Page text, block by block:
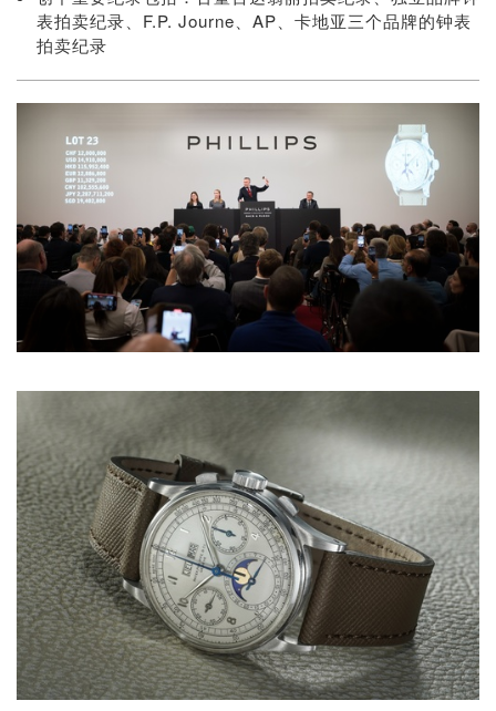
表拍卖纪录、F.P. Journe、AP、卡地亚三个品牌的钟表
拍卖纪录